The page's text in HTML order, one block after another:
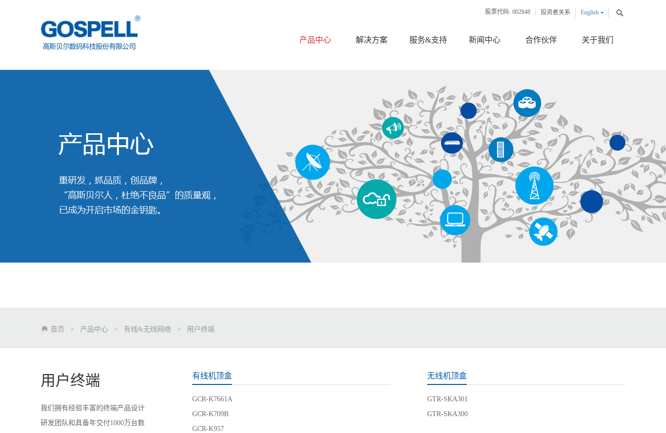
English
投资者关系
股票代码: 002848
产品中心 解决方案 服务&支持 新闻中心 合作伙伴 关于我们
首页 > 产品中心 > 有线&无线网络 > 用户终端
用户终端
我们拥有经验丰富的终端产品设计
研发团队和具备年交付1000万台数
有线机顶盒
GCR-K7661A
GCR-K709B
GCR-K957
无线机顶盒
GTR-SKA301
GTR-SKA300